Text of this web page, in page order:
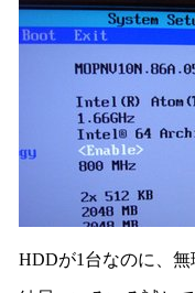
HDDが1台なのに、